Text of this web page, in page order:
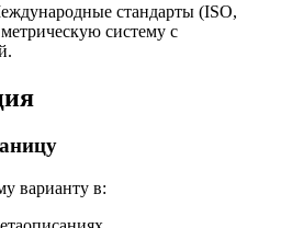
стандарты (ISO,
систему с
варианту в: